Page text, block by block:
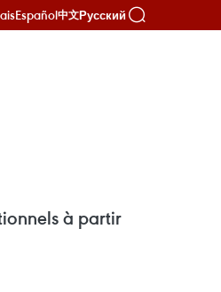
Español中文Русский
à partir